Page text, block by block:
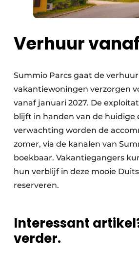
Verhuur
Summio Parcs gaat de
vakantiewoningen verzorgen
vanaf januari 2027. De
blijft in handen van de huidige
verwachting worden de
zomer, via de kanalen van
boekbaar. Vakantiegangers
hun verblijf in deze mooie
reserveren.
Interessant
verder.